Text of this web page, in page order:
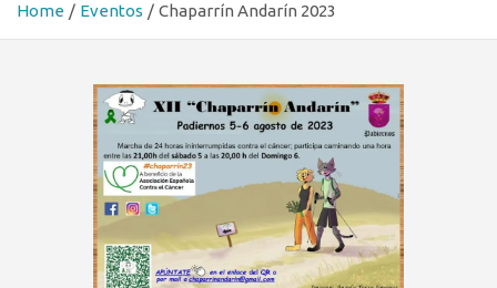
Home Eventos Chaparrín Andarín 2023